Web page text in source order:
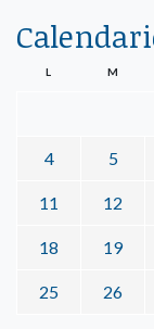
L M
4 5
11 12
18 19
25 26